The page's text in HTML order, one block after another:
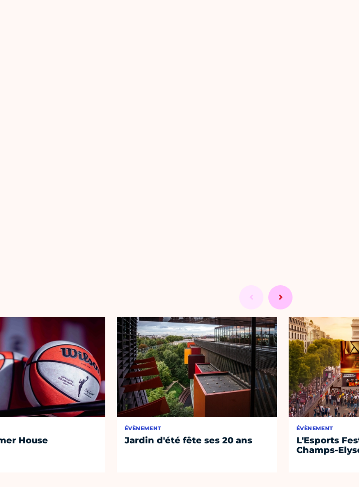
House
ÉVÈNEMENT
Jardin d'été fête ses 20 ans
ÉVÈNEMENT
L'Esports
Champs-